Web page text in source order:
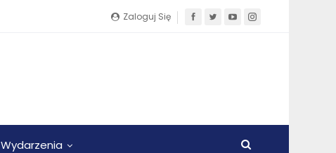
Zaloguj Się
Wydarzenia